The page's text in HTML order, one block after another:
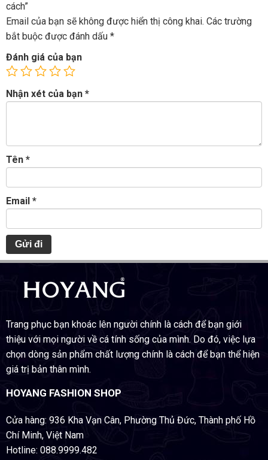
cách”
Email của bạn sẽ không được hiển thị công khai. Các trường
bắt buộc được đánh dấu *
Đánh giá của bạn
Nhận xét của bạn *
Tên *
Email *
Trang phục bạn khoác lên người chính là cách để bạn giới
thiệu với mọi người về cá tính sống của mình. Do đó, việc lựa
chọn dòng sản phẩm chất lượng chính là cách để bạn thể hiện
giá trị bản thân mình.
HOYANG FASHION SHOP
Cửa hàng: 936 Kha Vạn Cân, Phường Thủ Đức, Thành phố Hồ
Chí Minh, Việt Nam
Hotline: 088.9999.482